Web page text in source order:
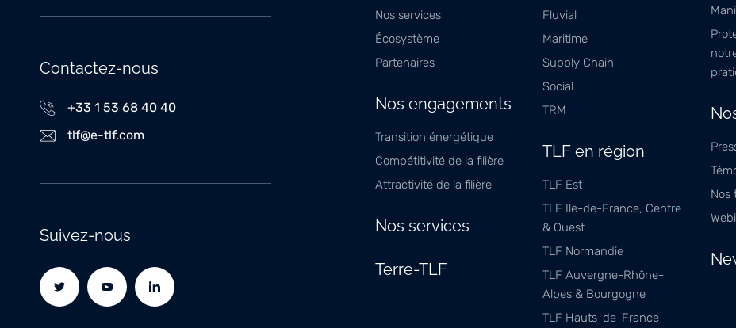
Contactez-nous
+33 1 53 68 40 40
tlf@e-tlf.com
Suivez-nous
Nos services
Écosystème
Partenaires
Nos engagements
Transition énergétique
Compétitivité de la filière
Attractivité de la filière
Nos services
Terre-TLF
Fluvial
Maritime
Supply Chain
Social
TRM
TLF en région
TLF Est
TLF Ile-de-France, Centre
& Ouest
TLF Normandie
TLF Auvergne-Rhône-
Alpes & Bourgogne
TLF Hauts-de-France
Nos